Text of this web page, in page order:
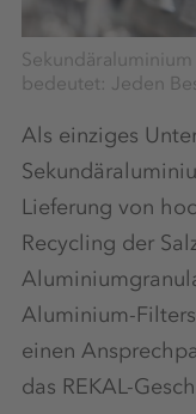
Sekundäraluminium
bedeutet: Jeden
Als einziges
Lieferung von
Recycling der
Aluminium-
einen
das REKAL-